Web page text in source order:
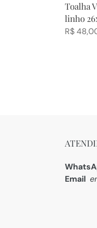
Toalha
linho
Preço
R$
Email